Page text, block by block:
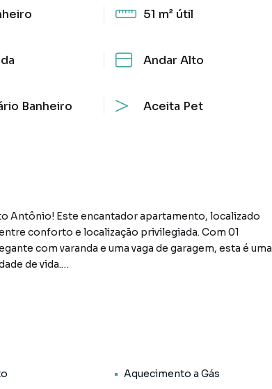
51 m² útil
Andar Alto
Banheiro Aceita Pet
Antônio! Este encantador apartamento, localizado
conforto e localização privilegiada. Com 01
com varanda e uma vaga de garagem, esta é uma
de vida.
às necessidades do dia a dia com praticidade.
Aquecimento a Gás